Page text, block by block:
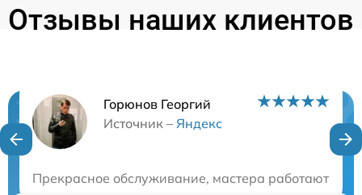
Отзывы наших клиентов
Горюнов Георгий
Источник – Яндекс
Прекрасное обслуживание, мастера работают
Нужна консультация?